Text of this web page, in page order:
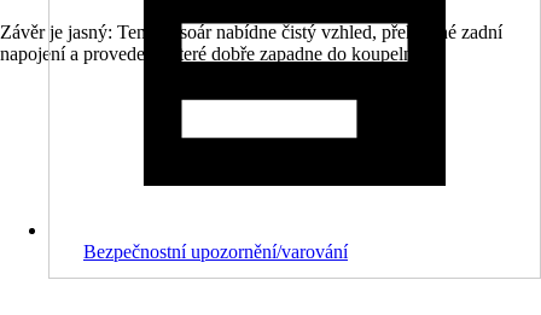
Závěr je jasný: Tento pisoár nabídne čistý vzhled, přehledné zadní
napojení a provedení, které dobře zapadne do koupelny.
Bezpečnostní upozornění/varování